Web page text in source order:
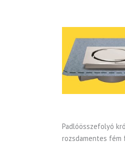
Padlóösszefolyó
rozsdamentes fém